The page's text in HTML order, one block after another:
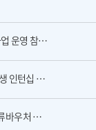
공고(수정)
기업 모집
기업 모집